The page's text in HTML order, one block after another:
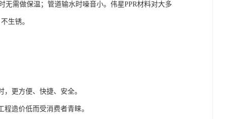
需做保温；管道输水时噪音小。伟星PPR材料对大多
生锈。
更方便、快捷、安全。
造价低而受消费者青睐。